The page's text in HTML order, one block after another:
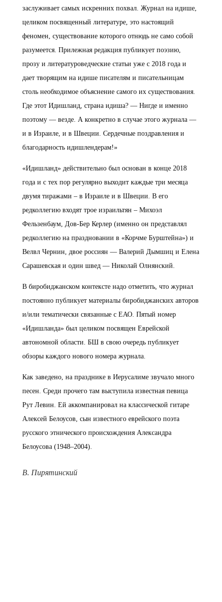
заслуживает самых искренних похвал. Журнал на идише,
целиком посвященный литературе, это настоящий
феномен, существование которого отнюдь не само собой
разумеется. Прилежная редакция публикует поэзию,
прозу и литературоведческие статьи уже с 2018 года и
дает творящим на идише писателям и писательницам
столь необходимое объяснение самого их существования.
Где этот Идишланд, страна идиша? — Нигде и именно
поэтому — везде. А конкретно в случае этого журнала —
и в Израиле, и в Швеции. Сердечные поздравления и
благодарность идишлендерам!»
«Идишланд» действительно был основан в конце 2018
года и с тех пор регулярно выходит каждые три месяца
двумя тиражами – в Израиле и в Швеции. В его
редколлегию входят трое израильтян – Михоэл
Фельзенбаум, Дов-Бер Керлер (именно он представлял
редколлегию на праздновании в «Корчме Бурштейна») и
Велвл Чернин, двое россиян — Валерий Дымшиц и Елена
Сарашевская и один швед — Николай Олнянский.
В биробиджанском контексте надо отметить, что журнал
постоянно публикует материалы биробиджанских авторов
и/или тематически связанные с ЕАО. Пятый номер
«Идишланда» был целиком посвящен Еврейской
автономной области. БШ в свою очередь публикует
обзоры каждого нового номера журнала.
Как заведено, на празднике в Иерусалиме звучало много
песен. Среди прочего там выступила известная певица
Рут Левин. Ей аккомпанировал на классической гитаре
Алексей Белоусов, сын известного еврейского поэта
русского этнического происхождения Александра
Белоусова (1948–2004).
В. Пирятинский